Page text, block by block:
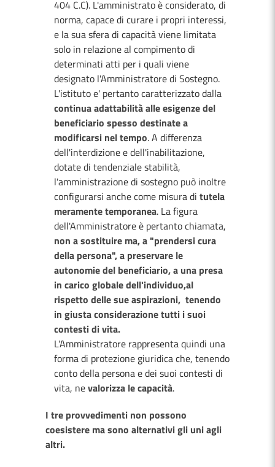
404 C.C). L'amministrato è considerato, di
norma, capace di curare i propri interessi,
e la sua sfera di capacità viene limitata
solo in relazione al compimento di
determinati atti per i quali viene
designato l'Amministratore di Sostegno.
L'istituto e' pertanto caratterizzato dalla
continua adattabilità alle esigenze del
beneficiario spesso destinate a
modificarsi nel tempo. A differenza
dell'interdizione e dell'inabilitazione,
dotate di tendenziale stabilità,
l'amministrazione di sostegno può inoltre
configurarsi anche come misura di tutela
meramente temporanea. La figura
dell'Amministratore è pertanto chiamata,
non a sostituire ma, a "prendersi cura
della persona", a preservare le
autonomie del beneficiario, a una presa
in carico globale dell'individuo,al
rispetto delle sue aspirazioni, tenendo
in giusta considerazione tutti i suoi
contesti di vita.
L'Amministratore rappresenta quindi una
forma di protezione giuridica che, tenendo
conto della persona e dei suoi contesti di
vita, nevalorizza le capacità.
I tre provvedimenti non possono
coesistere ma sono alternativi gli uni agli
altri.